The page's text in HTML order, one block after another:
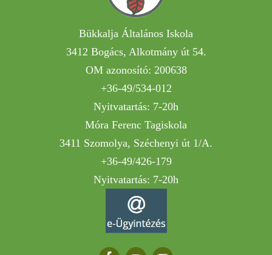
Bükkalja Általános Iskola
3412 Bogács, Alkotmány út 54.
OM azonosító: 200638
+36-49/534-012
Nyitvatartás: 7-20h
Móra Ferenc Tagiskola
3411 Szomolya, Széchenyi út 1/A.
+36-49/426-179
Nyitvatartás: 7-20h